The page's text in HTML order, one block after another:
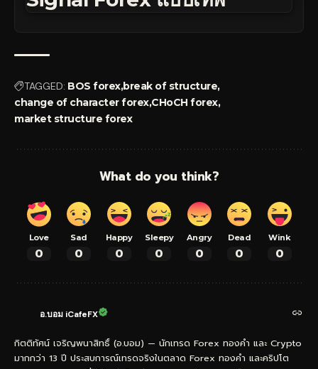
TAGGED: BOS forexbreak of structure
change of character forexCHoCH forex
market structure forex
What do you think?
Love
0
Sad
0
Happy
0
Sleepy
0
Angry
0
Dead
0
Wink
0
อ.บอม iCafeFX
กิตติทัศน์ เจริญพนาสิทธิ์ (อ.บอม) — นักเทรด Forex ทองคำ และ Crypto
มากกว่า 13 ปี ประสบการณ์เทรดจริงในตลาด Forex ทองคำ และคริปโต